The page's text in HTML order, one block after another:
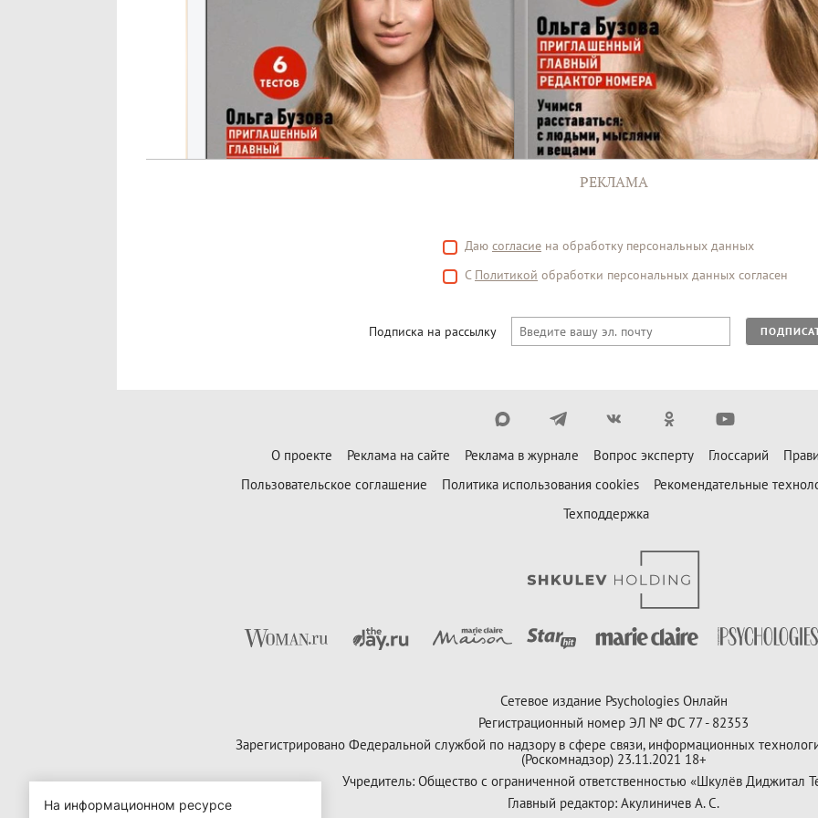
РЕКЛАМА
Даю согласие на обработку персональных данных
С Политикой обработки персональных данных согласен
Подписка на рассылку
О проекте Реклама на сайте Реклама в журнале Вопрос эксперту Глоссарий
Пользовательское соглашение
Политика использования cookies
Рекомендательные
Техподдержка
Сетевое издание Psychologies Онлайн
Регистрационный номер ЭЛ № ФС 77 - 82353
Зарегистрировано Федеральной службой по надзору в сфере связи, информационных
(Роскомнадзор) 23.11.2021 18+
Учредитель: Общество с ограниченной ответственностью «Шкулёв Диджитал
Главный редактор: Акулиничев А. С.
На информационном ресурсе